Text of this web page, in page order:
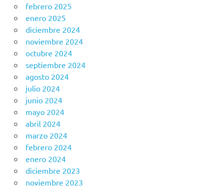
febrero 2025
enero 2025
diciembre 2024
noviembre 2024
octubre 2024
septiembre 2024
agosto 2024
julio 2024
junio 2024
mayo 2024
abril 2024
marzo 2024
febrero 2024
enero 2024
diciembre 2023
noviembre 2023